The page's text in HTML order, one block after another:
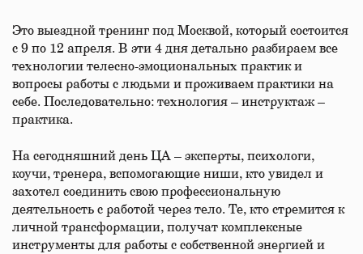
Это выездной тренинг под Москвой, который состоится
с 9 по 12 апреля. В эти 4 дня детально разбираем все
технологии телесно-эмоциональных практик и
вопросы работы с людьми и проживаем практики на
себе. Последовательно: технология – инструктаж –
практика.
На сегодняшний день ЦА – эксперты, психологи,
коучи, тренера, вспомогающие ниши, кто увидел и
захотел соединить свою профессиональную
деятельность с работой через тело. Те, кто стремится к
личной трансформации, получат комплексные
инструменты для работы с собственной энергией и